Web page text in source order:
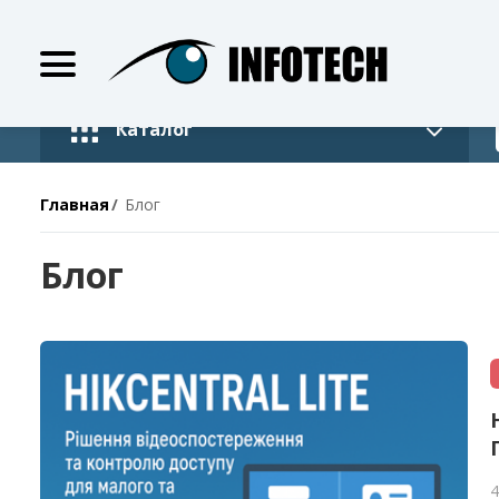
Каталог
Главная Блог
Блог